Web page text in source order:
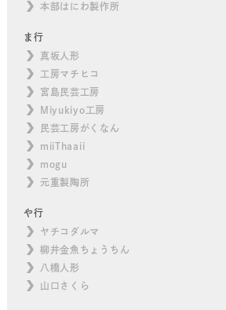
本部はにわ製作所
ま行
真坂人形
工房マチヒコ
宮島民芸工房
Miyukiyo工房
民芸工房がくなん
miiThaaii
mogu
元重製陶所
や行
ヤチコダルマ
柳井金魚ちょうちん
八橋人形
山口さくら